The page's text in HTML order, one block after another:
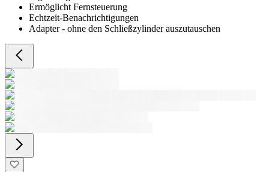
Ermöglicht Fernsteuerung
Echtzeit-Benachrichtigungen
Adapter - ohne den Schließzylinder auszutauschen